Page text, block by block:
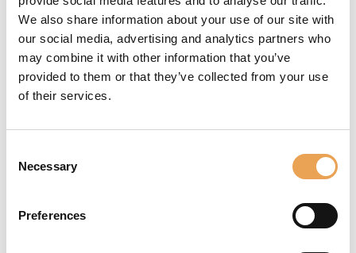
We also share information about your use of our site with
our social media, advertising and analytics partners who
may combine it with other information that you’ve
provided to them or that they’ve collected from your use
of their services.
Selection
Necessary
Preferences
Maggiore affidabilità della
produzione
SUPPORTATI
Productionserver 26 continua